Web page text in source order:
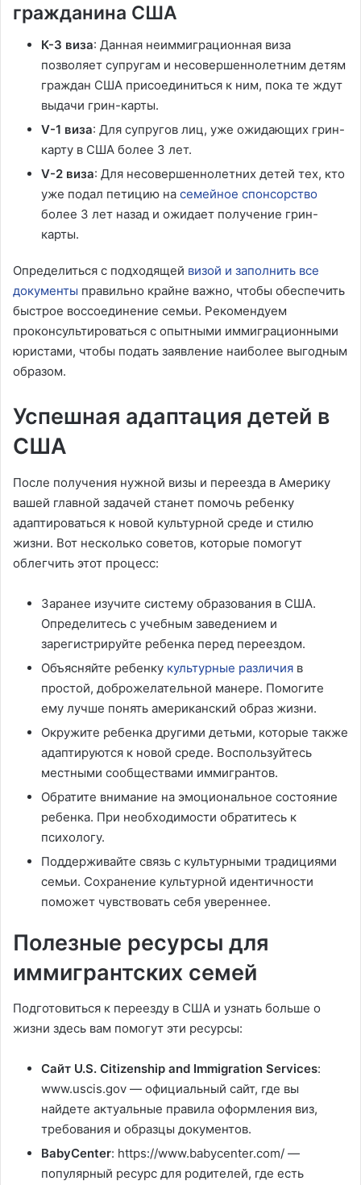
гражданина США
К-3 виза: Данная неиммиграционная виза
позволяет супругам и несовершеннолетним детям
граждан США присоединиться к ним, пока те ждут
выдачи грин-карты.
V-1 виза: Для супругов лиц, уже ожидающих грин-
карту в США более 3 лет.
V-2 виза: Для несовершеннолетних детей тех, кто
уже подал петицию на семейное спонсорство
более 3 лет назад и ожидает получение грин-
карты.
Определиться с подходящей визой и заполнить все
документы правильно крайне важно, чтобы обеспечить
быстрое воссоединение семьи. Рекомендуем
проконсультироваться с опытными иммиграционными
юристами, чтобы подать заявление наиболее выгодным
образом.
Успешная адаптация детей в
США
После получения нужной визы и переезда в Америку
вашей главной задачей станет помочь ребенку
адаптироваться к новой культурной среде и стилю
жизни. Вот несколько советов, которые помогут
облегчить этот процесс:
Заранее изучите систему образования в США.
Определитесь с учебным заведением и
зарегистрируйте ребенка перед переездом.
Объясняйте ребенку культурные различия в
простой, доброжелательной манере. Помогите
ему лучше понять американский образ жизни.
Окружите ребенка другими детьми, которые также
адаптируются к новой среде. Воспользуйтесь
местными сообществами иммигрантов.
Обратите внимание на эмоциональное состояние
ребенка. При необходимости обратитесь к
психологу.
Поддерживайте связь с культурными традициями
семьи. Сохранение культурной идентичности
поможет чувствовать себя увереннее.
Полезные ресурсы для
иммигрантских семей
Подготовиться к переезду в США и узнать больше о
жизни здесь вам помогут эти ресурсы:
Сайт U.S. Citizenship and Immigration Services:
www.uscis.gov — официальный сайт, где вы
найдете актуальные правила оформления виз,
требования и образцы документов.
BabyCenter: https://www.babycenter.com/ —
популярный ресурс для родителей, где есть